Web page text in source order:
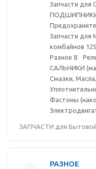
Запчасти для
Запчасти для
комбайнов
Разное 8
САЛЬНИКИ
Смазки,
Фастоны
ЗАПЧАСТИ для
РАЗНОЕ